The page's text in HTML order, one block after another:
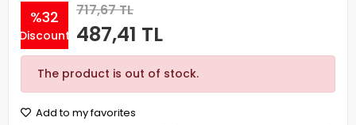
%32
Discount
717,67 TL
487,41 TL
The product is out of stock.
Add to my favorites